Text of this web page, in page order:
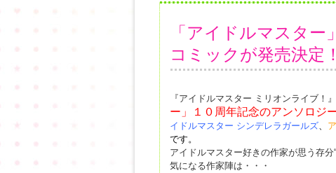
「アイドルマスタ
コミックが発売決定！
『アイドルマスター ミリオンライブ！
ー」１０周年記念のアンソロジ
イドルマスター シンデレラガールズ、
です。
アイドルマスター好きの作家が思う存分
気になる作家陣は・・・